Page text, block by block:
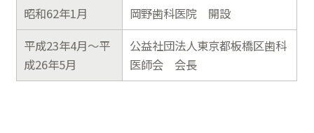
昭和62年1月
岡野歯科医院 開設
平成23年4月～平
成26年5月
公益社団法人東京都板橋区歯科
医師会会長